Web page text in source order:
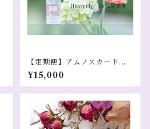
【定期便】アムノスカードタ
ロット定期便
¥15,000